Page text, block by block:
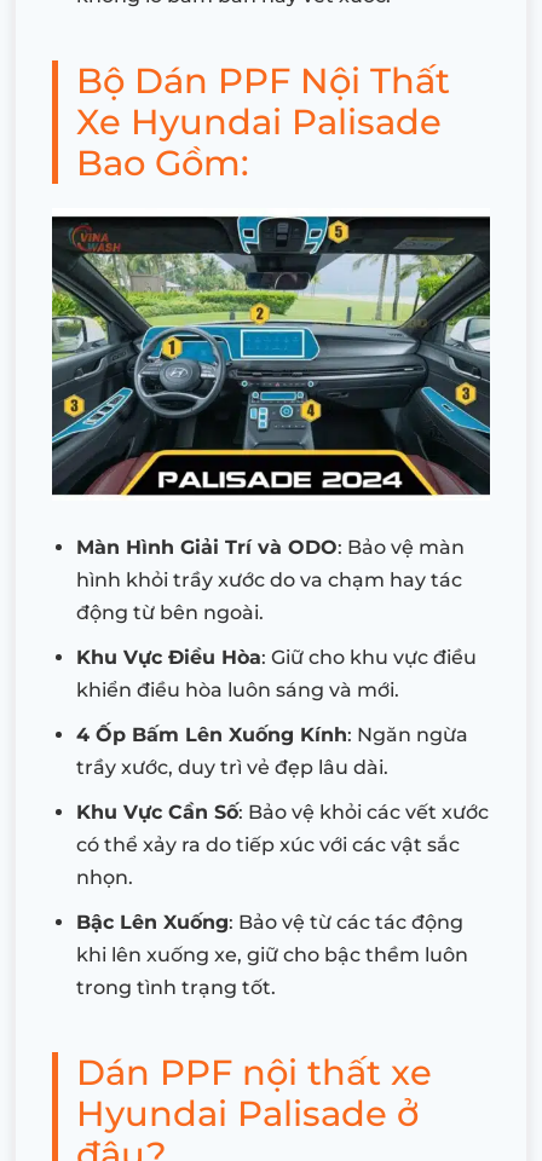
Bộ Dán PPF Nội Thất
Xe Hyundai Palisade
Bao Gồm:
Màn Hình Giải Trí và ODO: Bảo vệ màn
hình khỏi trầy xước do va chạm hay tác
động từ bên ngoài.
Khu Vực Điều Hòa: Giữ cho khu vực điều
khiển điều hòa luôn sáng và mới.
4 Ốp Bấm Lên Xuống Kính: Ngăn ngừa
trầy xước, duy trì vẻ đẹp lâu dài.
Khu Vực Cần Số: Bảo vệ khỏi các vết xước
có thể xảy ra do tiếp xúc với các vật sắc
nhọn.
Bậc Lên Xuống: Bảo vệ từ các tác động
khi lên xuống xe, giữ cho bậc thềm luôn
trong tình trạng tốt.
Dán PPF nội thất xe
Hyundai Palisade ở